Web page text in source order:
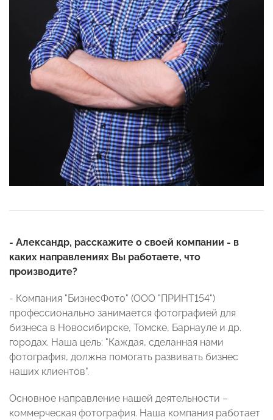
- Александр, расскажите о своей компании - в
каких направлениях Вы работаете, что
производите?
- Компания "БизнесФото" (ООО "ПРИНТ154")
профессионально занимается фотографией для
бизнеса в Новосибирске, Томске, Барнауле и др.
городах. Наша цель: "Каждая, сделанная нами
фотография, должна помогать развивать бизнес
наших клиентов".
Основное направление нашей деятельности –
коммерческая фотография. Наша компания работает